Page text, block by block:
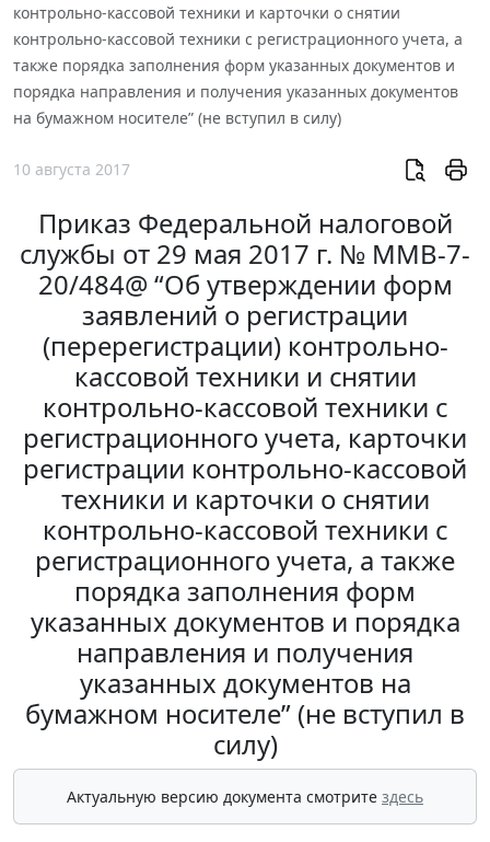
контрольно-кассовой техники и карточки о снятии
контрольно-кассовой техники с регистрационного учета, а
также порядка заполнения форм указанных документов и
порядка направления и получения указанных документов
на бумажном носителе” (не вступил в силу)
10 августа 2017
Приказ Федеральной налоговой
службы от 29 мая 2017 г. № ММВ-7-
20/484@ “Об утверждении форм
заявлений о регистрации
(перерегистрации) контрольно-
кассовой техники и снятии
контрольно-кассовой техники с
регистрационного учета, карточки
регистрации контрольно-кассовой
техники и карточки о снятии
контрольно-кассовой техники с
регистрационного учета, а также
порядка заполнения форм
указанных документов и порядка
направления и получения
указанных документов на
бумажном носителе” (не вступил в
силу)
Актуальную версию документа смотрите здесь